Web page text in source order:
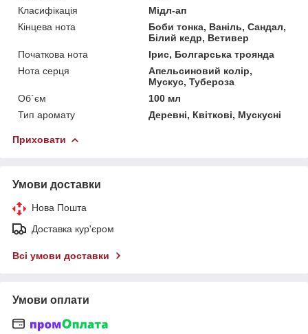
Класифікація
Мідл-ап
Кінцева нота
Боби тонка, Ваніль, Сандал,
Білий кедр, Ветивер
Початкова нота
Ірис, Болгарська троянда
Нота серця
Апельсиновий колір,
Мускус, Тубероза
Об`єм
100 мл
Тип аромату
Деревні, Квіткові, Мускусні
Приховати
Умови доставки
Нова Пошта
Доставка кур'єром
Всі умови доставки
Умови оплати